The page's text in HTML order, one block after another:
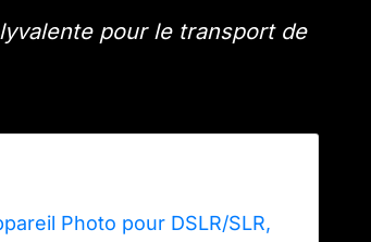
pour le transport de
Photo pour DSLR/SLR,